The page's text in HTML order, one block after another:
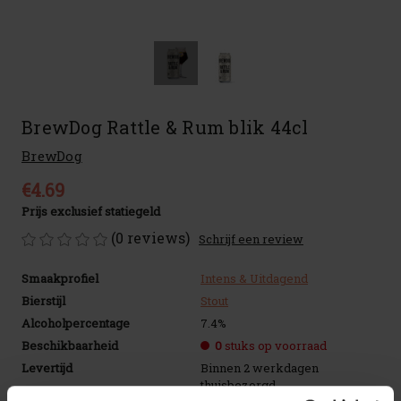
BrewDog Rattle & Rum blik 44cl
BrewDog
€4.69
Prijs exclusief statiegeld
(0 reviews) Schrijf een review
Smaakprofiel
Intens & Uitdagend
Bierstijl
Stout
Alcoholpercentage
7.4%
Beschikbaarheid
0 stuks op voorraad
Levertijd
Binnen 2 werkdagen
thuisbezorgd